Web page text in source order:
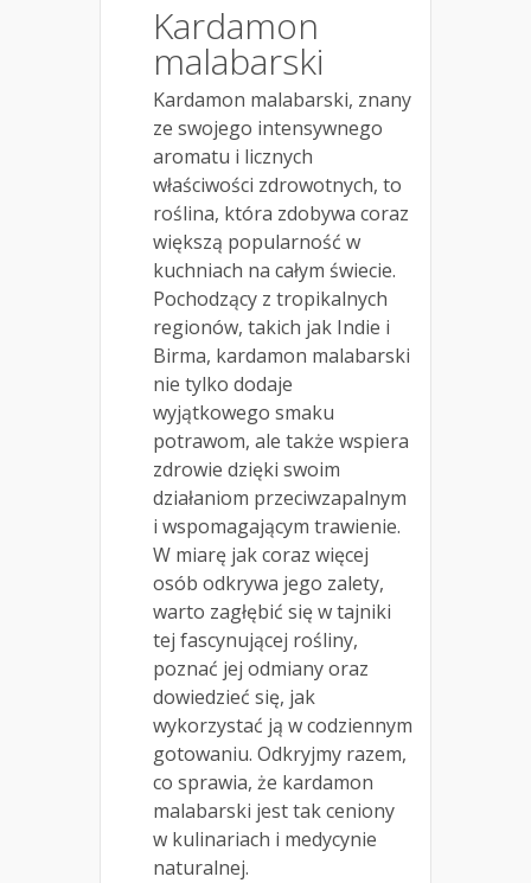
Kardamon
malabarski
Kardamon malabarski, znany
ze swojego intensywnego
aromatu i licznych
właściwości zdrowotnych, to
roślina, która zdobywa coraz
większą popularność w
kuchniach na całym świecie.
Pochodzący z tropikalnych
regionów, takich jak Indie i
Birma, kardamon malabarski
nie tylko dodaje
wyjątkowego smaku
potrawom, ale także wspiera
zdrowie dzięki swoim
działaniom przeciwzapalnym
i wspomagającym trawienie.
W miarę jak coraz więcej
osób odkrywa jego zalety,
warto zagłębić się w tajniki
tej fascynującej rośliny,
poznać jej odmiany oraz
dowiedzieć się, jak
wykorzystać ją w codziennym
gotowaniu. Odkryjmy razem,
co sprawia, że kardamon
malabarski jest tak ceniony
w kulinariach i medycynie
naturalnej.